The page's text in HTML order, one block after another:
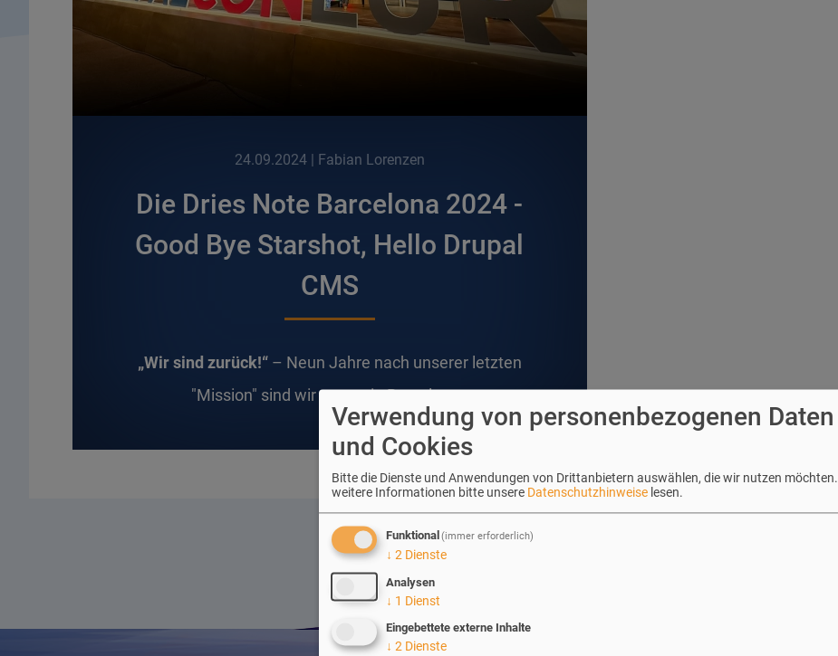
24.09.2024 | Fabian Lorenzen
Die Dries Note Barcelona 2024 -
Good Bye Starshot, Hello Drupal
CMS
„Wir sind zurück!“– Neun Jahre nach unserer letzten
"Mission" sind wir erneut in Barcelona.
Verwendung von personenbezogenen Daten
und Cookies
Bitte die Dienste und Anwendungen von Drittanbietern auswählen, die wir nutzen möchten.
weitere Informationen bitte unsere Datenschutzhinweise lesen.
Funktional (immer erforderlich)
↓ 2 Dienste
Analysen
↓ 1 Dienst
Eingebettete externe Inhalte
↓ 2 Dienste